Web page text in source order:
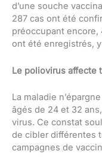
d’une souche
287 cas ont été
préoccupant encore,
ont été enregistrés,
Le poliovirus affecte
La maladie
âgés de 24 et 32
virus. Ce constat
de cibler différentes
campagnes de